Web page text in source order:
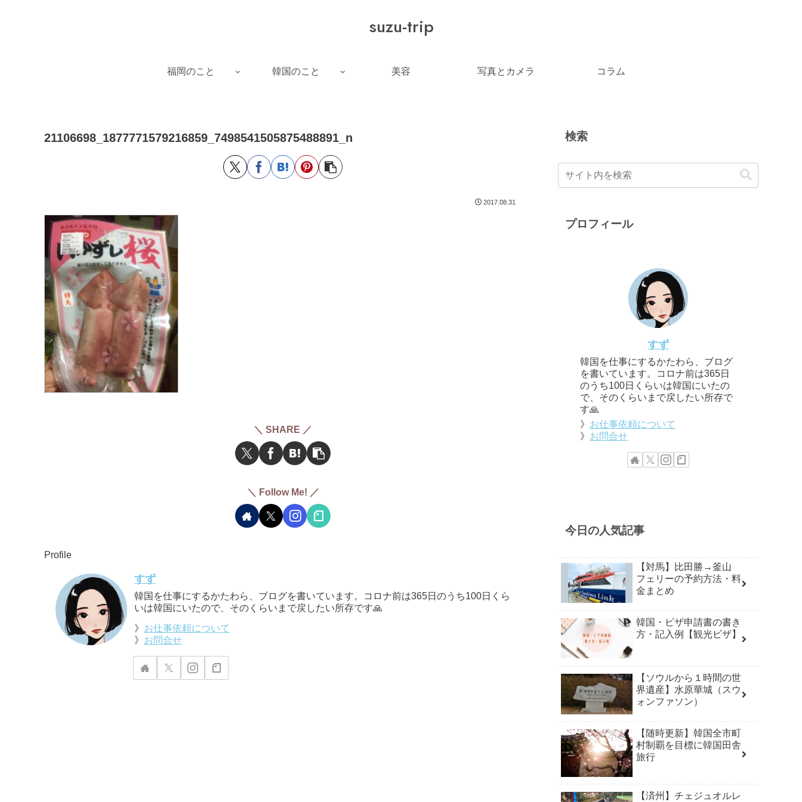
suzu-trip
福岡のこと 韓国のこと 美容 写真とカメラ コラム
21106698_1877771579216859_7498541505875488891_n
2017.08.31
＼ SHARE ／
＼ Follow Me! ／
Profile
すず
韓国を仕事にするかたわら、ブログを書いています。コロナ前は365日のうち100日くら
いは韓国にいたので、そのくらいまで戻したい所存です🙏
》 お仕事依頼について
》 お問合せ
検索
プロフィール
すず
韓国を仕事にするかたわら、ブログ
を書いています。コロナ前は365日
のうち100日くらいは韓国にいたの
で、そのくらいまで戻したい所存で
す🙏
》 お仕事依頼について
》 お問合せ
今日の人気記事
【対馬】比田勝→釜山
フェリーの予約方法・料
金まとめ
韓国・ビザ申請書の書き
方・記入例【観光ビザ】
【ソウルから１時間の世
界遺産】水原華城（スウ
ォンファソン）
【随時更新】韓国全市町
村制覇を目標に韓国田舎
旅行
【済州】チェジュオルレ